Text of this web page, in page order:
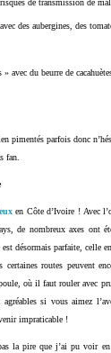
des aubergines, des
» avec du beurre de
pimentés parfois donc
fan.
en Côte d’Ivoire ! Avec
de nombreux axes ont
désormais parfaite, celle
certaines routes peuvent
où il faut rouler avec
si vous aimez
impraticable !
la pire que j’ai pu voir